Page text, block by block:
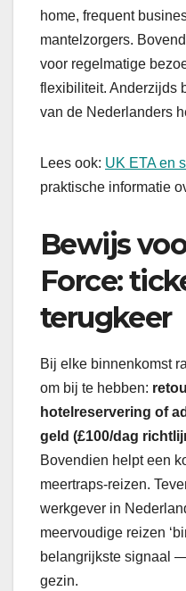
home, frequent
mantelzorgers.
voor regelmatige
flexibiliteit. Anderzijds
van de Nederlanders
Lees ook: UK ETA en
praktische informatie
Bewijs
Force:
terugkeer
Bij elke binnenkomst
om bij te hebben:
hotelreservering of
geld (£100/dag
Bovendien helpt een
meertraps-reizen.
werkgever in
meervoudige reizen
belangrijkste signaal
gezin.